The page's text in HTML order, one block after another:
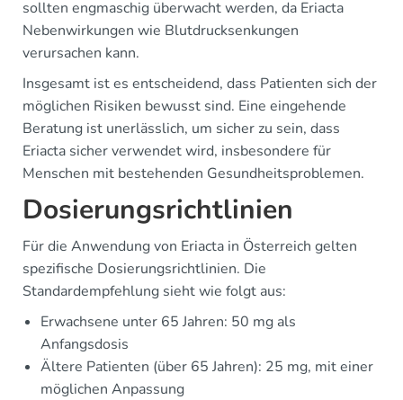
sollten engmaschig überwacht werden, da Eriacta
Nebenwirkungen wie Blutdrucksenkungen
verursachen kann.
Insgesamt ist es entscheidend, dass Patienten sich der
möglichen Risiken bewusst sind. Eine eingehende
Beratung ist unerlässlich, um sicher zu sein, dass
Eriacta sicher verwendet wird, insbesondere für
Menschen mit bestehenden Gesundheitsproblemen.
Dosierungsrichtlinien
Für die Anwendung von Eriacta in Österreich gelten
spezifische Dosierungsrichtlinien. Die
Standardempfehlung sieht wie folgt aus:
Erwachsene unter 65 Jahren: 50 mg als
Anfangsdosis
Ältere Patienten (über 65 Jahren): 25 mg, mit einer
möglichen Anpassung